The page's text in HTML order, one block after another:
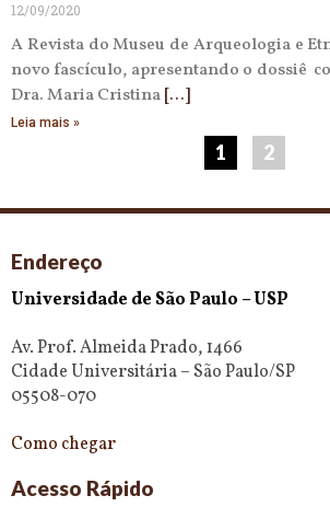
12/09/2020
A Revista do Museu de Arqueologia e
novo fascículo, apresentando o dossiê
Dra. Maria Cristina
Leia mais »
1 2
Endereço
Universidade de São Paulo – USP
Av. Prof. Almeida Prado, 1466
Cidade Universitária – São Paulo/SP
05508-070
Como chegar
Acesso Rápido